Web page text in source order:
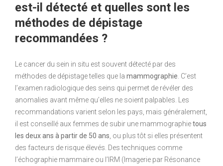
est-il détecté et quelles sont les
méthodes de dépistage
recommandées ?
Le cancer du sein in situ est souvent détecté par des
méthodes de dépistage telles que la mammographie. C’est
l’examen radiologique des seins qui permet de révéler des
anomalies avant même qu’elles ne soient palpables. Les
recommandations varient selon les pays, mais généralement,
il est conseillé aux femmes de subir une mammographietous
les deux ans à partir de 50 ans, ou plus tôt si elles présentent
des facteurs de risque élevés. Des techniques comme
l’échographie mammaire ou l’IRM (Imagerie par Résonance